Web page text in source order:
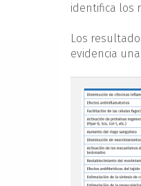
identifica los
Los
evidencia